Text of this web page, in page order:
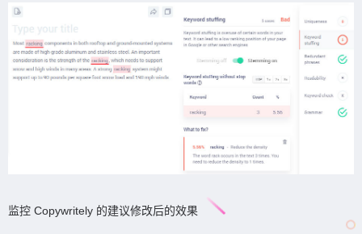
监控 Copywritely 的建议修改后的效果